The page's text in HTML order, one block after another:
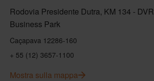
Rodovia Presidente Dutra, KM 134 - DVR
Business Park
Caçapava 12286-160
+ 55 (12) 3657-1100
Mostra sulla mappa